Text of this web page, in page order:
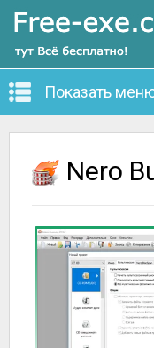
Показать
Nero